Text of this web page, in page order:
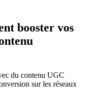
booster vos
du contenu UGC
sur les réseaux